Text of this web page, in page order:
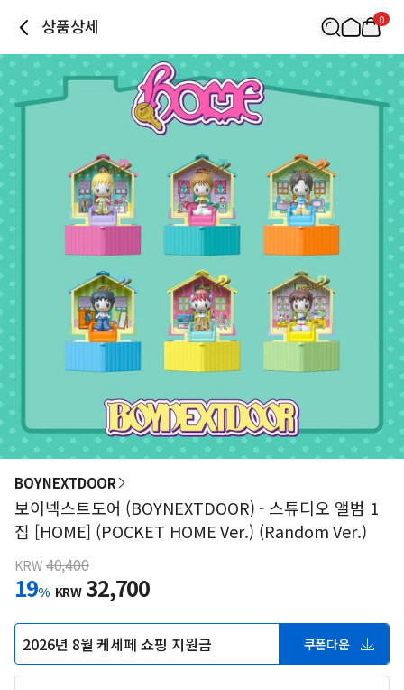
상품상세 0
BOYNEXTDOOR
보이넥스트도어 (BOYNEXTDOOR) - 스튜디오 앨범 1
집 [HOME] (POCKET HOME Ver.) (Random Ver.)
KRW 40,400
19% KRW 32,700
2026년 8월 케세페 쇼핑 지원금 쿠폰다운